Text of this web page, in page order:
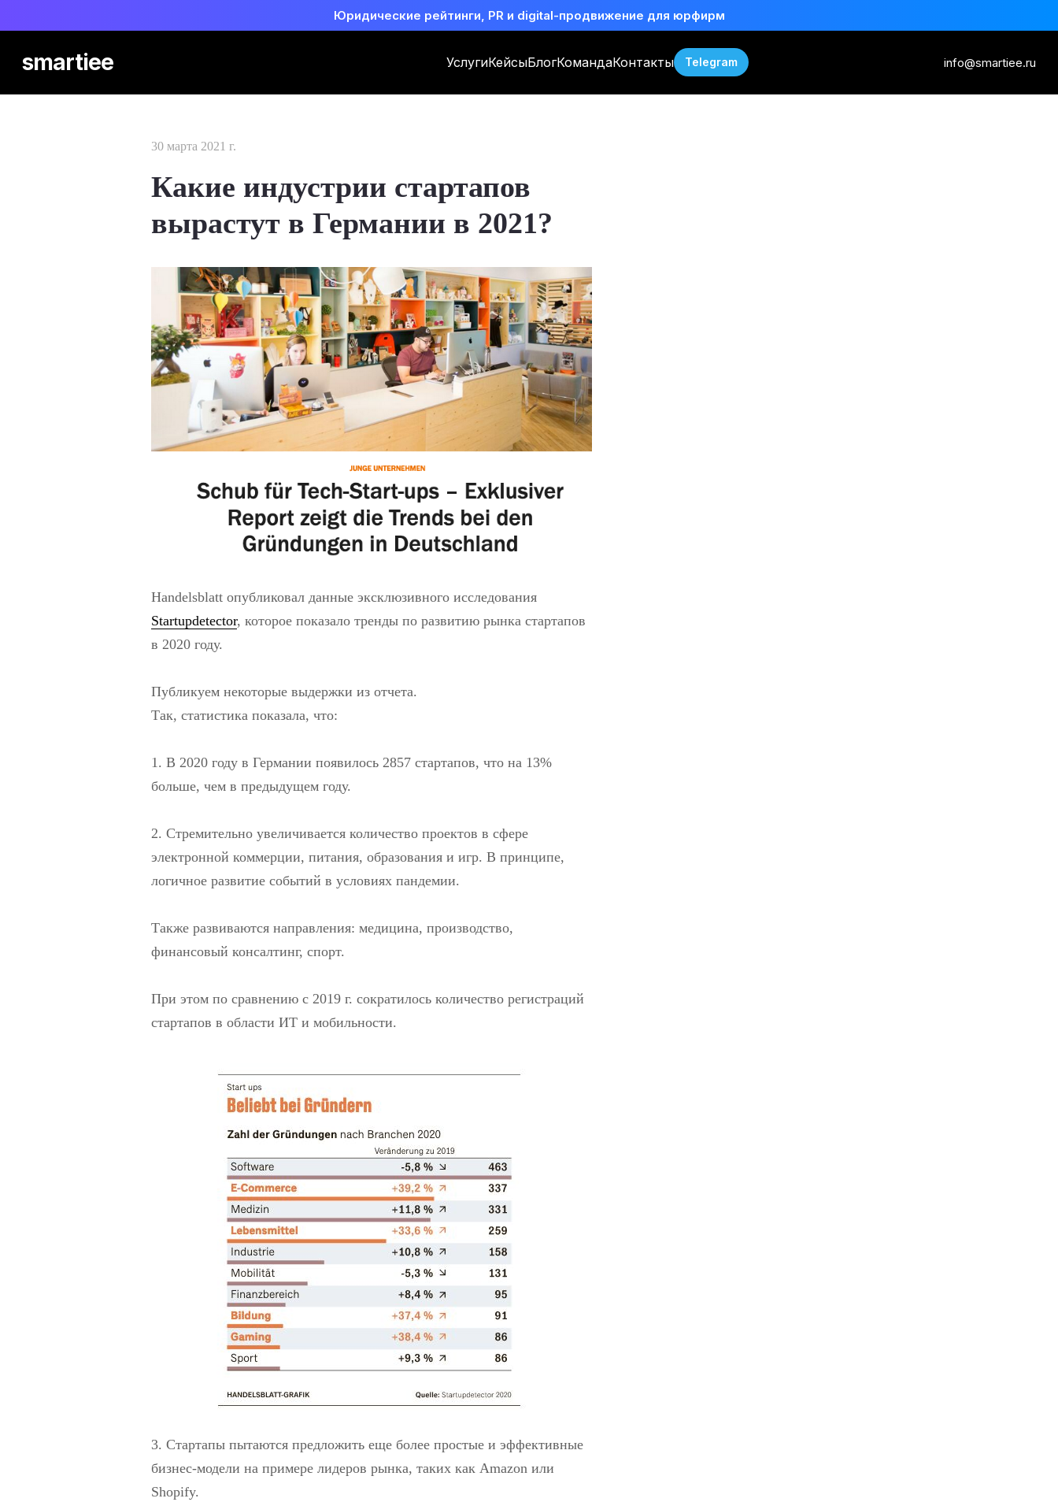
Юридические рейтинги, PR и digital-продвижение для юрфирм
smartiee УслугиКейсыБлогКомандаКонтакты Telegram info@smartiee.ru
30 марта 2021 г.
Какие индустрии стартапов
вырастут в Германии в 2021?
Handelsblatt опубликовал данные эксклюзивного исследования
Startupdetector, которое показало тренды по развитию рынка стартапов
в 2020 году.
Публикуем некоторые выдержки из отчета.
Так, статистика показала, что:
1. В 2020 году в Германии появилось 2857 стартапов, что на 13%
больше, чем в предыдущем году.
2. Стремительно увеличивается количество проектов в сфере
электронной коммерции, питания, образования и игр. В принципе,
логичное развитие событий в условиях пандемии.
Также развиваются направления: медицина, производство,
финансовый консалтинг, спорт.
При этом по сравнению с 2019 г. сократилось количество регистраций
стартапов в области ИТ и мобильности.
3. Стартапы пытаются предложить еще более простые и эффективные
бизнес-модели на примере лидеров рынка, таких как Amazon или
Shopify.